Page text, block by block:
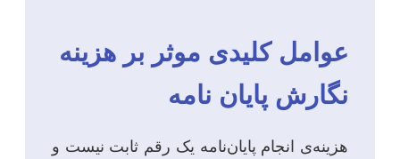
عوامل کلیدی موثر بر هزینه
نگارش پایان نامه
هزینه‌ی انجام پایان‌نامه یک رقم ثابت نیست و